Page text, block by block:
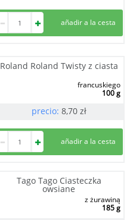
Roland Roland Twisty z ciasta
francuskiego
100 g
precio: 8,70 zł
Tago Tago Ciasteczka
owsiane
z żurawiną
185 g